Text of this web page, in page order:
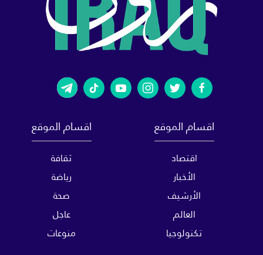
اقسام الموقع
اقتصاد
الأخبار
الأرشيف
العالم
تكنولوجيا
اقسام الموقع
ثقافة
رياضة
صحة
عاجل
منوعات